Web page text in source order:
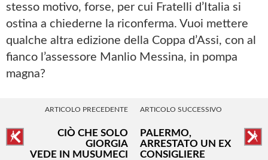
stesso motivo, forse, per cui Fratelli d’Italia si
ostina a chiederne la riconferma. Vuoi mettere
qualche altra edizione della Coppa d’Assi, con al
fianco l’assessore Manlio Messina, in pompa
magna?
ARTICOLO PRECEDENTE
CIÒ CHE SOLO
GIORGIA
VEDE IN MUSUMECI
ARTICOLO SUCCESSIVO
PALERMO,
ARRESTATO UN EX
CONSIGLIERE